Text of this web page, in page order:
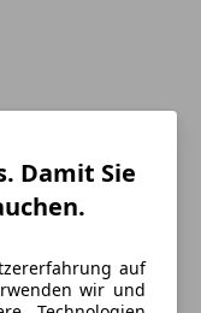
Damit Sie
auf
wir und